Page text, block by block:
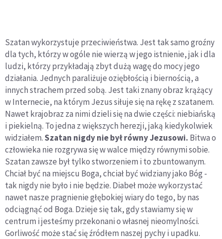
Szatan wykorzystuje przeciwieństwa. Jest tak samo groźny
dla tych, którzy w ogóle nie wierzą w jego istnienie, jak i dla
ludzi, którzy przykładają zbyt dużą wagę do mocy jego
działania. Jednych paraliżuje oziębłością i biernością, a
innych strachem przed sobą. Jest taki znany obraz krążący
w Internecie, na którym Jezus siłuje się na rękę z szatanem.
Nawet krajobraz za nimi dzieli się na dwie części: niebiańską
i piekielną. To jedna z większych herezji, jaką kiedykolwiek
widziałem.Szatan nigdy nie był równy Jezusowi. Bitwa o
człowieka nie rozgrywa się w walce między równymi sobie.
Szatan zawsze był tylko stworzeniem i to zbuntowanym.
Chciał być na miejscu Boga, chciał być widziany jako Bóg -
tak nigdy nie było i nie będzie. Diabeł może wykorzystać
nawet nasze pragnienie głębokiej wiary do tego, by nas
odciągnąć od Boga. Dzieje się tak, gdy stawiamy się w
centrum i jesteśmy przekonani o własnej nieomylności.
Gorliwość może stać się źródłem naszej pychy i upadku.